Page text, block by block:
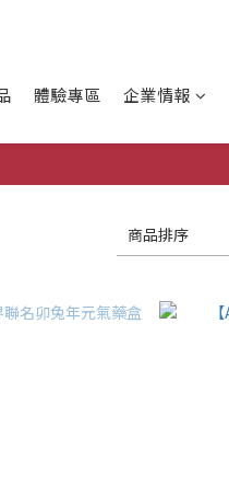
體驗專區 企業情報
商品排序